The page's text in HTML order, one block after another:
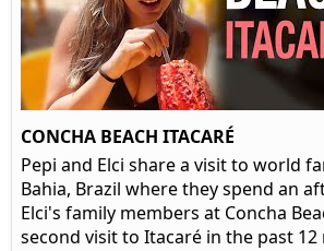
CONCHA BEACH ITACARÉ
Pepi and Elci share a visit to world
Bahia, Brazil where they spend an
Elci's family members at Concha
second visit to Itacaré in the past 12